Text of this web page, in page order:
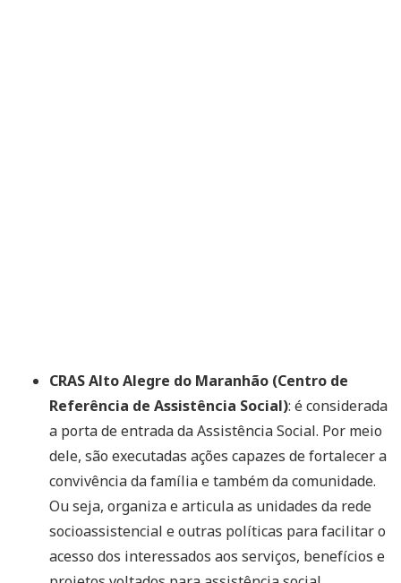
CRAS Alto Alegre do Maranhão (Centro de
Referência de Assistência Social): é considerada
a porta de entrada da Assistência Social. Por meio
dele, são executadas ações capazes de fortalecer a
convivência da família e também da comunidade.
Ou seja, organiza e articula as unidades da rede
socioassistencial e outras políticas para facilitar o
acesso dos interessados aos serviços, benefícios e